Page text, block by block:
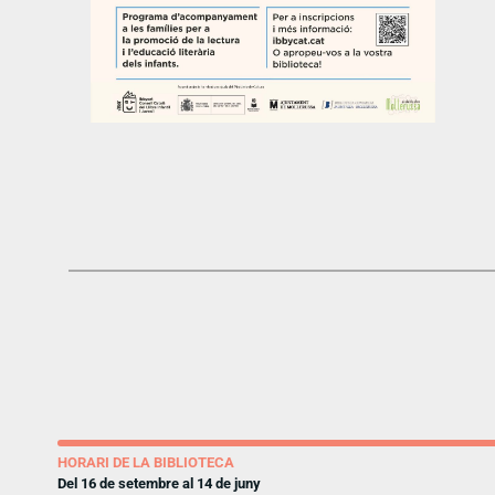
HORARI DE LA BIBLIOTECA
Del 16 de setembre al 14 de juny